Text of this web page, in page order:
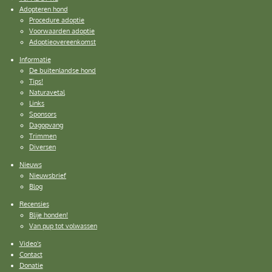
Adopteren hond
Procedure adoptie
Voorwaarden adoptie
Adoptieovereenkomst
Informatie
De buitenlandse hond
Tips!
Naturavetal
Links
Sponsors
Dagopvang
Trimmen
Diversen
Nieuws
Nieuwsbrief
Blog
Recensies
Blije honden!
Van pup tot volwassen
Video's
Contact
Donatie